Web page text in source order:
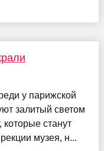
у парижской
залитый светом
станут
музея, н...